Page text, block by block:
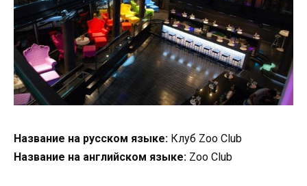
Название на русском языке: Клуб Zoo Club
Название на английском языке: Zoo Club